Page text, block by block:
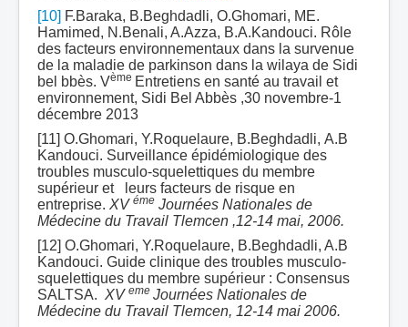
[10] F.Baraka, B.Beghdadli, O.Ghomari, ME.
Hamimed, N.Benali, A.Azza, B.A.Kandouci. Rôle
des facteurs environnementaux dans la survenue
de la maladie de parkinson dans la wilaya de Sidi
bel bbès. Vème Entretiens en santé au travail et
environnement, Sidi Bel Abbès ,30 novembre-1
décembre 2013
[11] O.Ghomari, Y.Roquelaure, B.Beghdadli, A.B
Kandouci. Surveillance épidémiologique des
troubles musculo-squelettiques du membre
supérieur et leurs facteurs de risque en
entreprise. XV éme Journées Nationales de
Médecine du Travail Tlemcen ,12-14 mai, 2006.
[12] O.Ghomari, Y.Roquelaure, B.Beghdadli, A.B
Kandouci. Guide clinique des troubles musculo-
squelettiques du membre supérieur : Consensus
SALTSA. XV eme Journées Nationales de
Médecine du Travail Tlemcen, 12-14 mai 2006.